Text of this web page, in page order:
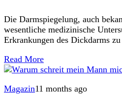
Die Darmspiegelung, auch
wesentliche medizinische
Erkrankungen des Dickdarms
ist der Verzicht
Read More
Magazin11 months ago